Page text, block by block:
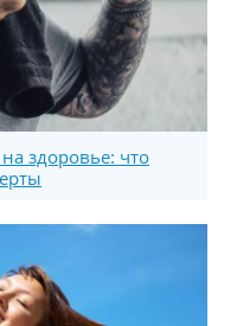
здоровье: что